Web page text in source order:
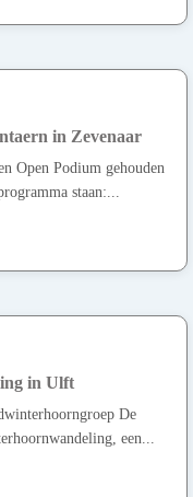
in Zevenaar
Open Podium gehouden
staan:...
in Ulft
De
een...